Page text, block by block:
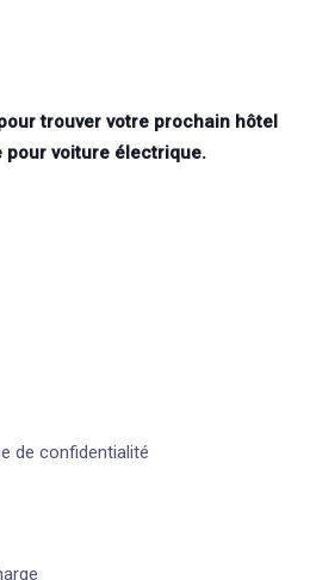
trouver votre prochain hôtel
pour voiture électrique.
de confidentialité